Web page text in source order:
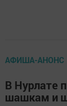
АФИША-АНОНС
В Нурлате
шашкам и